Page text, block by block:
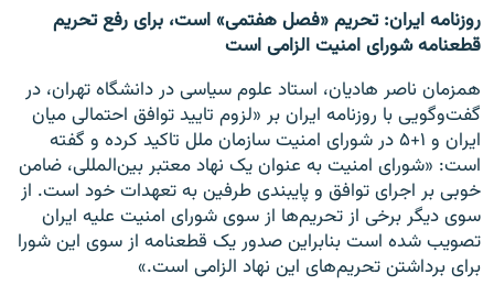
روزنامه ایران: تحریم «فصل هفتمی» است، برای رفع تحریم
قطعنامه شورای امنیت الزامی است
همزمان ناصر هادیان، استاد علوم سیاسی در دانشگاه تهران، در
گفت‌و‌گویی با روزنامه ایران بر «لزوم تایید توافق احتمالی میان
ایران و ۱+۵ در شورای امنیت سازمان ملل تاکید کرده و گفته
است: «شورای امنیت به عنوان یک نهاد معتبر بین‌المللی، ضامن
خوبی بر اجرای توافق و پایبندی طرفین به تعهدات خود است. از
سوی دیگر برخی از تحریم‌ها از سوی شورای امنیت علیه ایران
تصویب شده است بنابراین صدور یک قطعنامه از سوی این شورا
برای برداشتن تحریم‌های این نهاد الزامی است.»